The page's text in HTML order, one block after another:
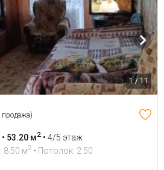
1 / 11
53.20 м2 • 4/5 этаж
8.50 м2 • Потолок: 2.50